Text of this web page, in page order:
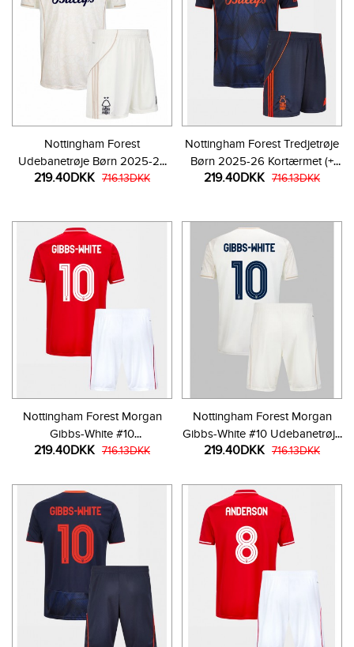
Nottingham Forest
Udebanetrøje Børn 2025-26
Kortærmet (+ Korte bukser)
219.40DKK 716.13DKK
Nottingham Forest Tredjetrøje
Børn 2025-26 Kortærmet (+
Korte bukser)
219.40DKK 716.13DKK
Nottingham Forest Morgan
Gibbs-White #10
Hjemmebanetrøje Børn 2025-
219.40DKK 716.13DKK
Nottingham Forest Morgan
Gibbs-White #10 Udebanetrøje
Børn 2025-26 Kortærmet (+
219.40DKK 716.13DKK